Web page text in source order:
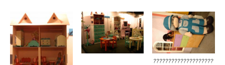
????????????????????